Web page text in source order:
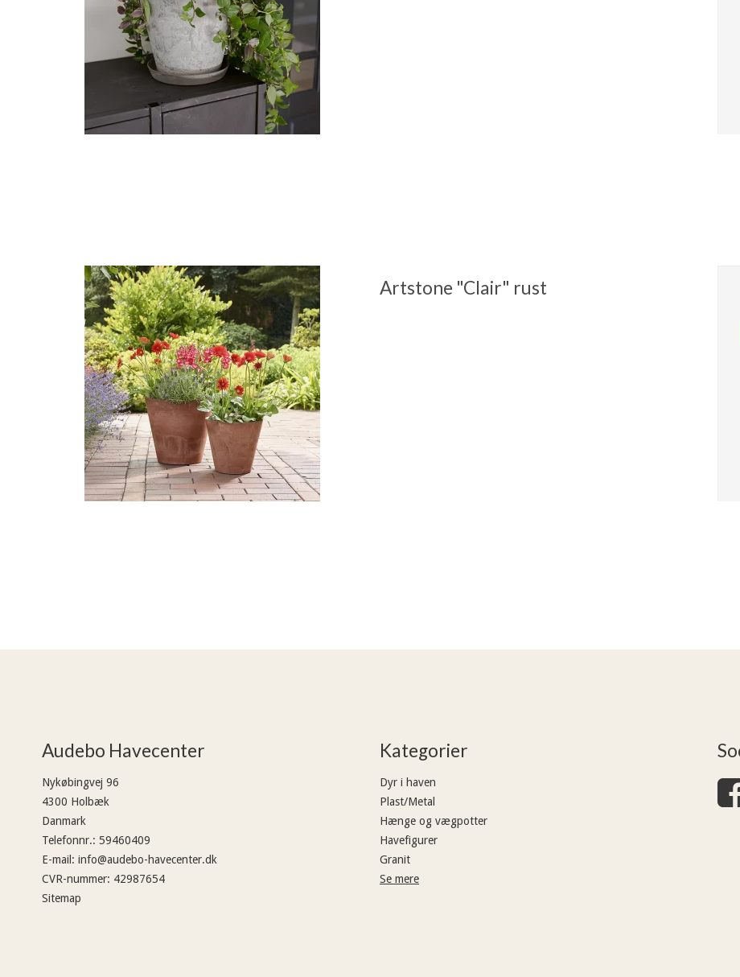
Artstone "Clair" rust
Audebo Havecenter
Nykøbingvej 96
4300 Holbæk
Danmark
Telefonnr.: 59460409
E-mail : info@audebo-havecenter.dk
CVR-nummer: 42987654
Sitemap
Kategorier
Dyr i haven
Plast/Metal
Hænge og vægpotter
Havefigurer
Granit
Se mere